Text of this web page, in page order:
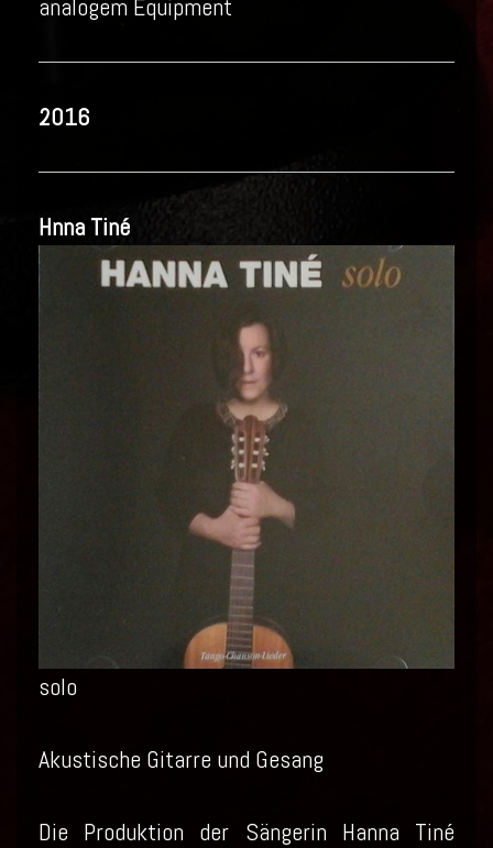
analogem Equipment
2016
Hnna Tiné
solo
Akustische Gitarre und Gesang
Die Produktion der Sängerin Hanna Tiné